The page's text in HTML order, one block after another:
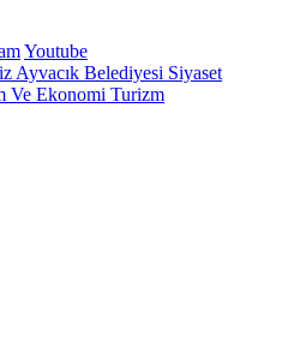
Youtube
Ayvacık Belediyesi Siyaset
Ve Ekonomi Turizm